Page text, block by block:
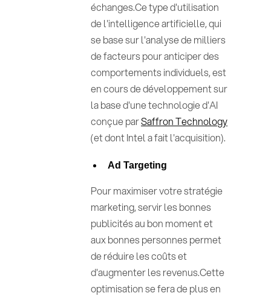
échanges.Ce type d'utilisation
de l'intelligence artificielle, qui
se base sur l'analyse de milliers
de facteurs pour anticiper des
comportements individuels, est
en cours de développement sur
la base d'une technologie d'AI
conçue parSaffron Technology
(et dont Intel a fait l'acquisition).
Ad Targeting
Pour maximiser votre stratégie
marketing, servir les bonnes
publicités au bon moment et
aux bonnes personnes permet
de réduire les coûts et
d'augmenter les revenus.Cette
optimisation se fera de plus en